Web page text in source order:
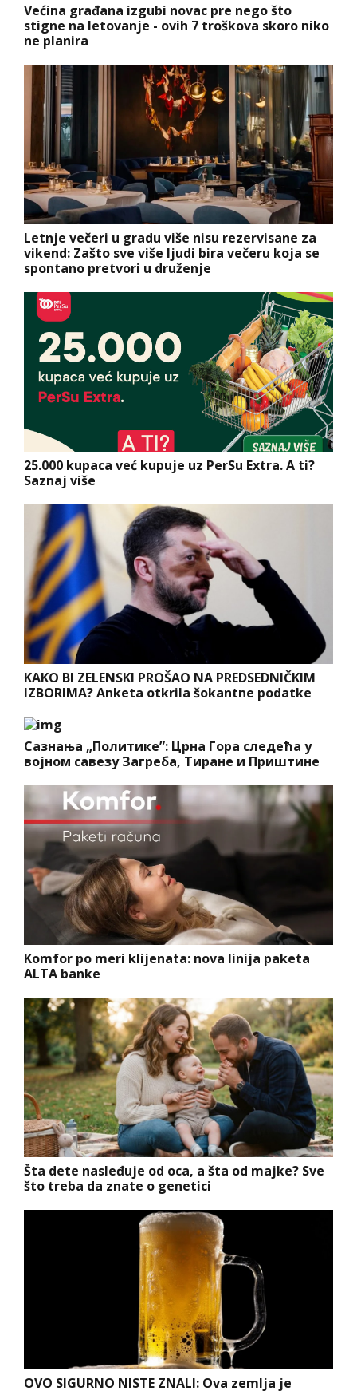
Većina građana izgubi novac pre nego što
stigne na letovanje - ovih 7 troškova skoro niko
ne planira
Letnje večeri u gradu više nisu rezervisane za
vikend: Zašto sve više ljudi bira večeru koja se
spontano pretvori u druženje
25.000 kupaca već kupuje uz PerSu Extra. A ti?
Saznaj više
KAKO BI ZELENSKI PROŠAO NA PREDSEDNIČKIM
IZBORIMA? Anketa otkrila šokantne podatke
Сазнања „Политике”: Црна Гора следећа у
војном савезу Загреба, Тиране и Приштине
Komfor po meri klijenata: nova linija paketa
ALTA banke
Šta dete nasleđuje od oca, a šta od majke? Sve
što treba da znate o genetici
OVO SIGURNO NISTE ZNALI: Ova zemlja je